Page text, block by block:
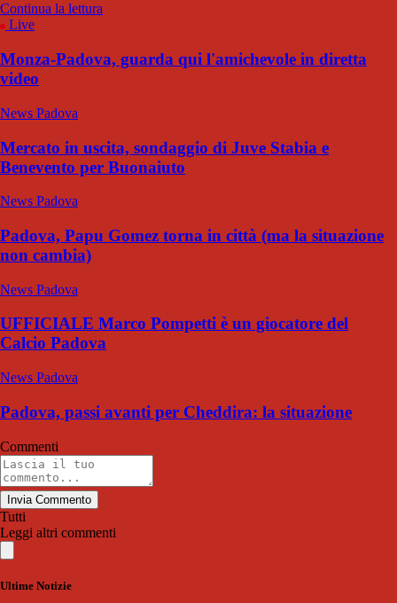
Continua la lettura
Live
Monza-Padova, guarda qui l'amichevole in diretta
video
News Padova
Mercato in uscita, sondaggio di Juve Stabia e
Benevento per Buonaiuto
News Padova
Padova, Papu Gomez torna in città (ma la situazione
non cambia)
News Padova
UFFICIALE Marco Pompetti è un giocatore del
Calcio Padova
News Padova
Padova, passi avanti per Cheddira: la situazione
Commenti
Invia Commento
Tutti
Leggi altri commenti
Ultime Notizie